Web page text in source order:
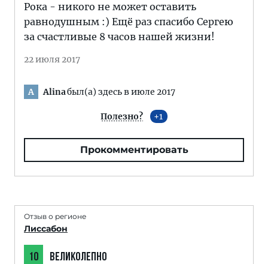
Рока - никого не может оставить
равнодушным :) Ещё раз спасибо Сергею
за счастливые 8 часов нашей жизни!
22 июля 2017
A Alinaбыл(а) здесь в июле 2017
Полезно? 1
Прокомментировать
Отзыв о регионе
Лиссабон
10 ВЕЛИКОЛЕПНО